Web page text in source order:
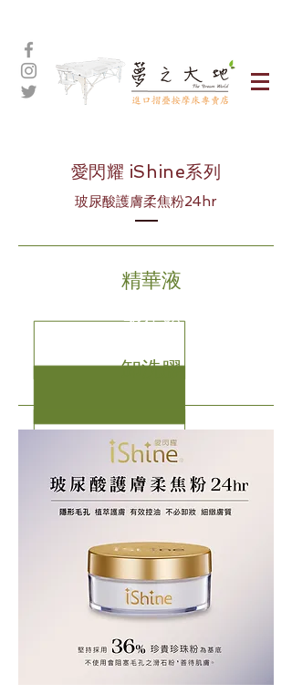
愛閃耀 iShine系列
​玻尿酸護膚柔焦粉24hr
精華液
柔焦粉
卸洗膠